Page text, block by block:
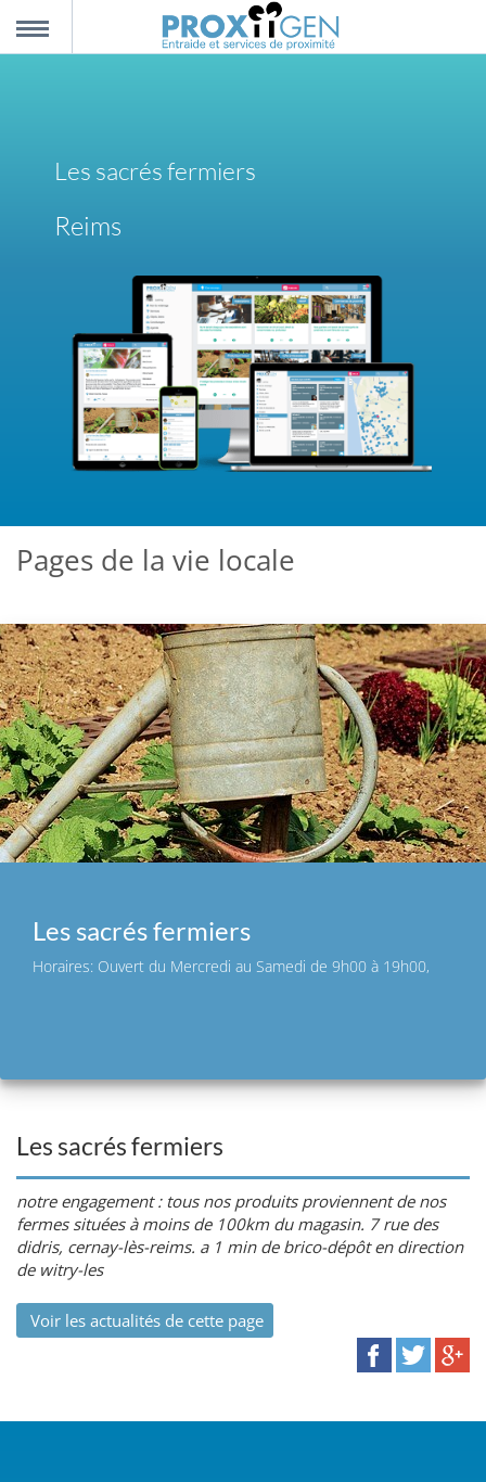
Les sacrés fermiers
Reims
Pages de la vie locale
Les sacrés fermiers
Horaires: Ouvert du Mercredi au Samedi de 9h00 à 19h00,
Les sacrés fermiers
notre engagement : tous nos produits proviennent de nos
fermes situées à moins de 100km du magasin. 7 rue des
didris, cernay-lès-reims. a 1 min de brico-dépôt en direction
de witry-les
Voir les actualités de cette page